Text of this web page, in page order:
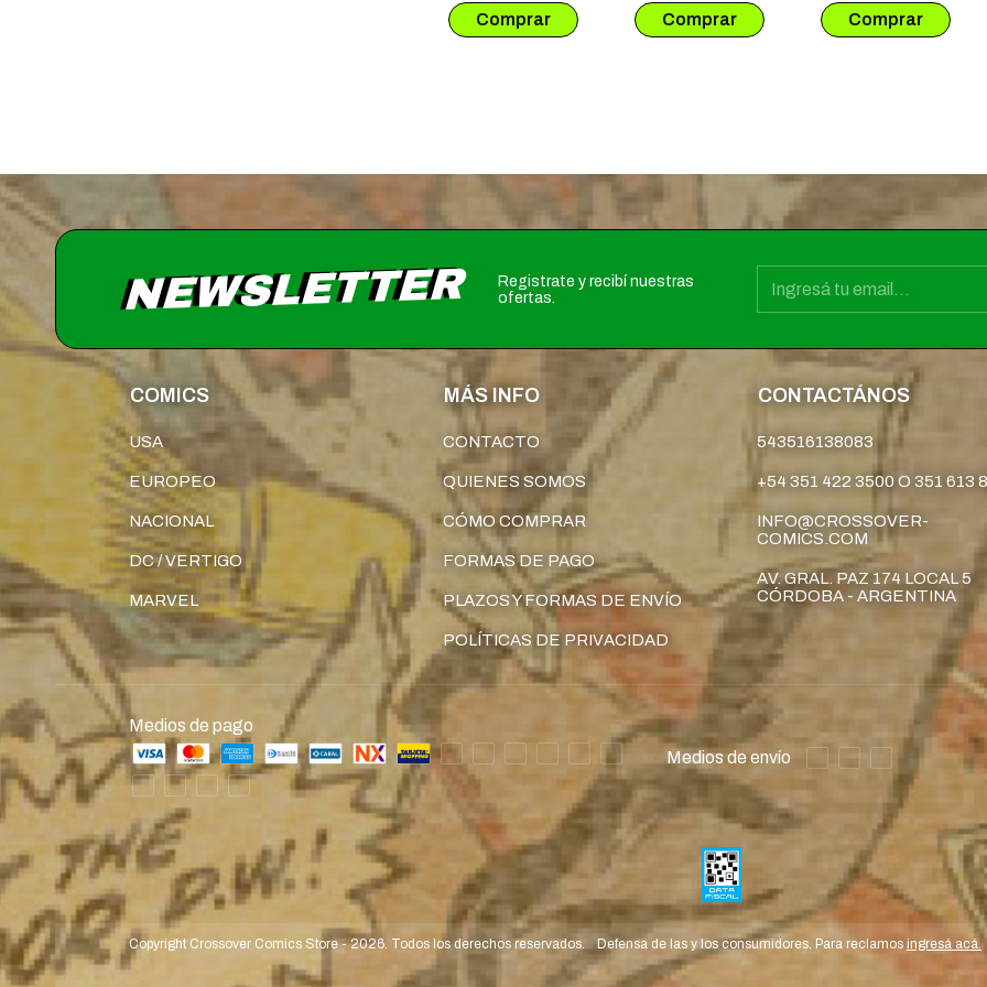
NEWSLETTER
Registrate y recibí nuestras
ofertas.
COMICS
USA
EUROPEO
NACIONAL
DC / VERTIGO
MARVEL
MÁS INFO
CONTACTO
QUIENES SOMOS
CÓMO COMPRAR
FORMAS DE PAGO
PLAZOS Y FORMAS DE ENVÍO
POLÍTICAS DE PRIVACIDAD
CONTACTÁNOS
543516138083
+54 351 422 3500 O 351 613
INFO@CROSSOVER-
COMICS.COM
AV. GRAL. PAZ 174 LOCAL 5
CÓRDOBA - ARGENTINA
Medios de pago
Medios de envío
Copyright Crossover Comics Store - 2026. Todos los derechos reservados. Defensa de las y los consumidores. Para reclamos ingresá acá.